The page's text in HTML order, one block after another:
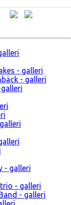
- galleri
- galleri
galleri
- galleri
- galleri
- galleri